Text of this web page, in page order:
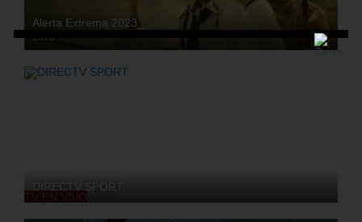
Alerta Extrema 2023_
2023
HD
DIRECTV SPORT
TV EN VIVO